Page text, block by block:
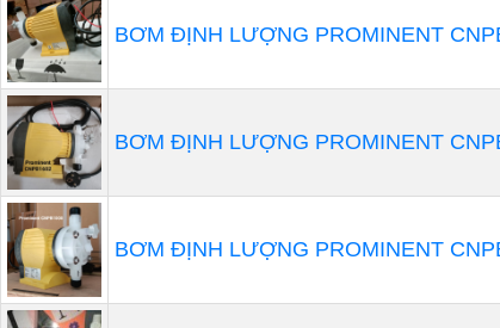
BƠM ĐỊNH LƯỢNG PROMINENT
BƠM ĐỊNH LƯỢNG PROMINENT
BƠM ĐỊNH LƯỢNG PROMINENT